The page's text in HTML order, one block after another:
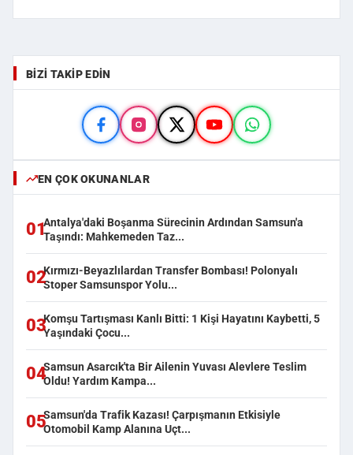
BIZI TAKIP EDIN
EN ÇOK OKUNANLAR
01Antalya'daki Boşanma Sürecinin Ardından Samsun'a
Taşındı: Mahkemeden Taz...
02Kırmızı-Beyazlılardan Transfer Bombası! Polonyalı
Stoper Samsunspor Yolu...
03Komşu Tartışması Kanlı Bitti: 1 Kişi Hayatını Kaybetti, 5
Yaşındaki Çocu...
04Samsun Asarcık'ta Bir Ailenin Yuvası Alevlere Teslim
Oldu! Yardım Kampa...
05Samsun'da Trafik Kazası! Çarpışmanın Etkisiyle
Otomobil Kamp Alanına Uçt...